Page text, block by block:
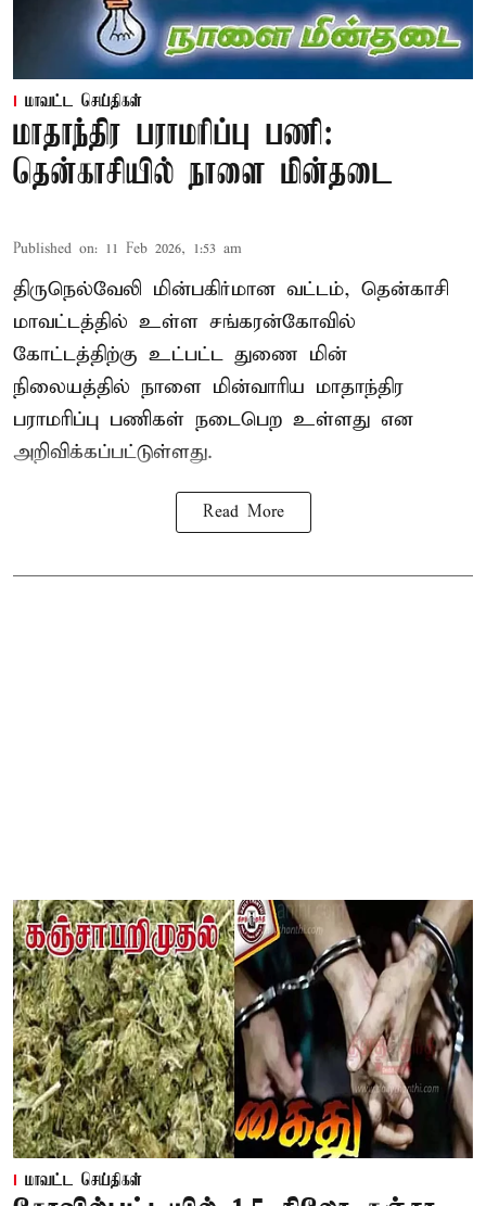
மாவட்ட செய்திகள்
மாதாந்திர பராமரிப்பு பணி:
தென்காசியில் நாளை மின்தடை
Published on: 11 Feb 2026, 1:53 am
திருநெல்வேலி மின்பகிர்மான வட்டம், தென்காசி
மாவட்டத்தில் உள்ள சங்கரன்கோவில்
கோட்டத்திற்கு உட்பட்ட துணை மின்
நிலையத்தில் நாளை மின்வாரிய மாதாந்திர
பராமரிப்பு பணிகள் நடைபெற உள்ளது என
அறிவிக்கப்பட்டுள்ளது.
Read More
மாவட்ட செய்திகள்